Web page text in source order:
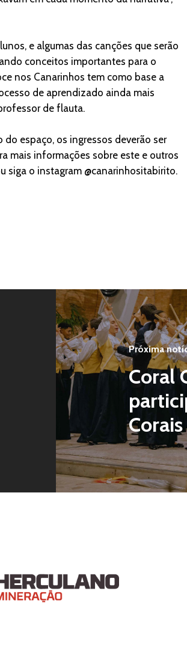
e algumas das canções que serão
conceitos importantes para o
nos Canarinhos tem como base a
de aprendizado ainda mais
de flauta.
espaço, os ingressos deverão ser
mais informações sobre este e outros
siga o instagram @canarinhositabirito.
Próxima
Coral